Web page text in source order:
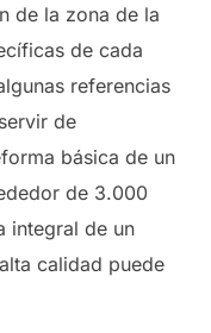
de la zona de la
de cada
referencias
de
básica de un
de 3.000
integral de un
calidad puede